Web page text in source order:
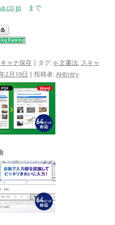
まで
ャナ保存 | タグ: e-文書法, スキャ
2月19日 | 投稿者: AHEntry